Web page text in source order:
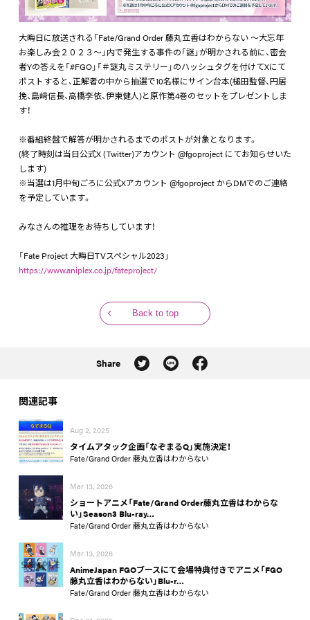
大晦日に放送される「Fate/Grand Order 藤丸立香はわからない ～大忘年
お楽しみ会２０２３～」内で発生する事件の「謎」が明かされる前に、密会
者Yの答えを「#FGO」「＃謎丸ミステリー」のハッシュタグを付けてXにて
ポストすると、正解者の中から抽選で10名様にサイン台本(槌田監督、円居
挽、島﨑信長、高橋李依、伊東健人)と原作第4巻のセットをプレゼントしま
す！
※番組終盤で解答が明かされるまでのポストが対象となります。
(終了時刻は当日公式X (Twitter)アカウント @fgoproject にてお知らせいた
します)
※当選は1月中旬ごろに公式Xアカウント @fgoproject からDMでのご連絡
を予定しています。
みなさんの推理をお待ちしています！
「Fate Project 大晦日TVスペシャル2023」
https://www.aniplex.co.jp/fateproject/
Back to top
Share
関連記事
Aug 2, 2025
タイムアタック企画「なぞまるQ」実施決定！
Fate/Grand Order 藤丸立香はわからない
Mar 13, 2026
ショートアニメ「Fate/Grand Order藤丸立香はわからな
い」Season3 Blu-ray…
Fate/Grand Order 藤丸立香はわからない
Mar 13, 2026
AnimeJapan FGOブースにて会場特典付きでアニメ「FGO
藤丸立香はわからない」Blu-r…
Fate/Grand Order 藤丸立香はわからない